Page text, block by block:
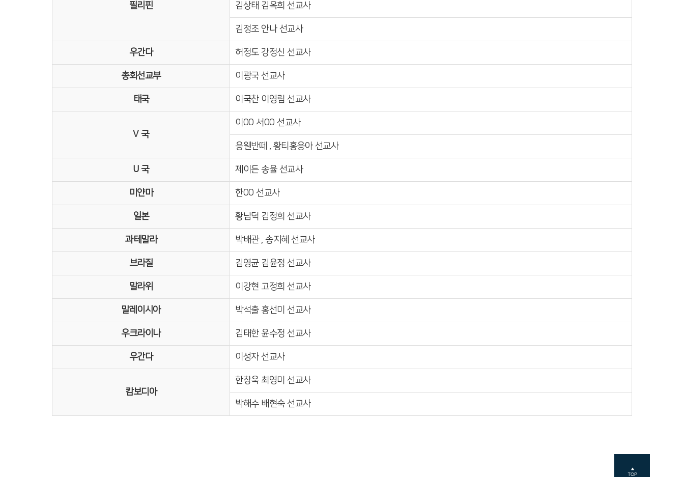
필리핀 김상태 김옥희 선교사
김정조 안나 선교사
우간다 허정도 강정신 선교사
총회선교부 이광국 선교사
태국 이국찬 이영림 선교사
V 국
이00 서00 선교사
응웬반떼 , 황티홍응아 선교사
U 국 제이든 송율 선교사
미얀마 한00 선교사
일본 황남덕 김정희 선교사
과테말라 박배관 , 송지혜 선교사
브라질 김영균 김윤정 선교사
말라위 이강현 고정희 선교사
말레이시아 박석출 홍선미 선교사
우크라이나 김태한 윤수정 선교사
우간다 이성자 선교사
캄보디아
한창욱 최영미 선교사
박해수 배현숙 선교사